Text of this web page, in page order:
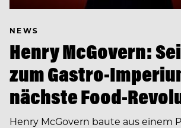
NEWS
Henry McGovern:
zum Gastro-
nächste Food-
Henry McGovern baute aus einem